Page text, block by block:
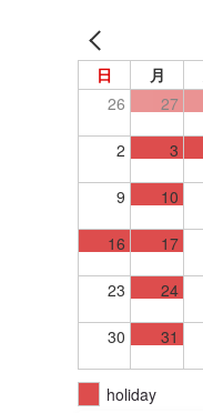
日 月
26
27
2 3
9 10
16 17
23 24
30 31
holiday